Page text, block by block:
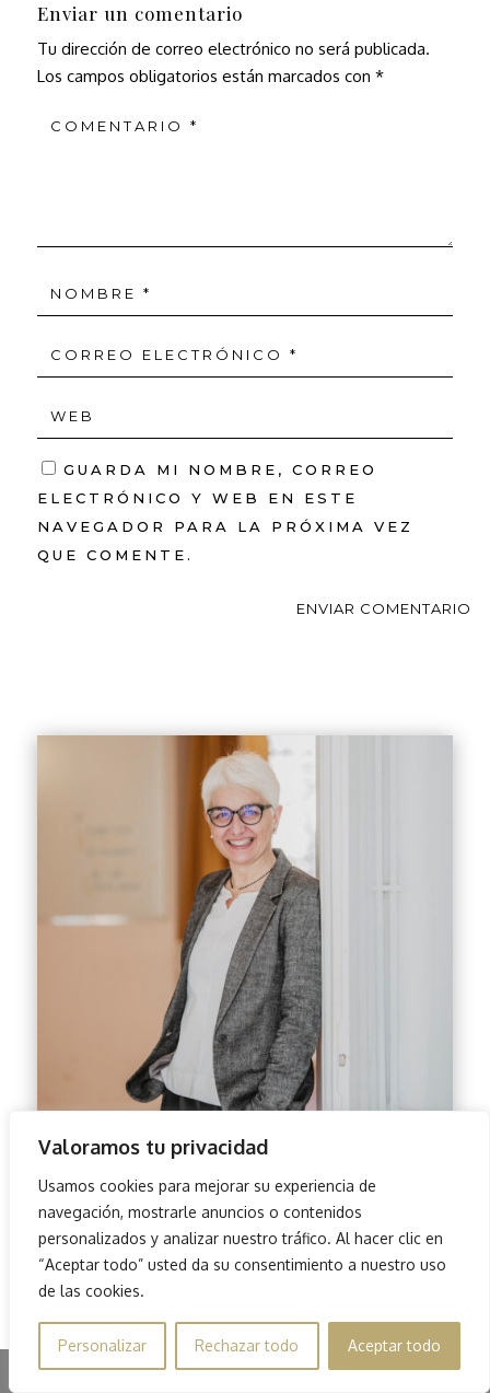
Valoramos tu privacidad
Usamos cookies para mejorar su experiencia de
navegación, mostrarle anuncios o contenidos
personalizados y analizar nuestro tráfico. Al hacer clic en
“Aceptar todo” usted da su consentimiento a nuestro uso
de las cookies.
Personalizar Rechazar todo Aceptar todo
Enviar un comentario
Tu dirección de correo electrónico no será publicada.
Los campos obligatorios están marcados con *
GUARDA MI NOMBRE, CORREO
ELECTRÓNICO Y WEB EN ESTE
NAVEGADOR PARA LA PRÓXIMA VEZ
QUE COMENTE.
ENVIAR COMENTARIO
Suscríbete a mi Blog
Share This